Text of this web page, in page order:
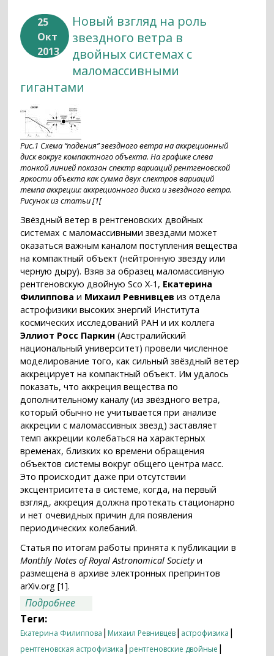
25
Окт
2013
Новый взгляд на роль
звездного ветра в
двойных системах с
маломассивными
гигантами
Рис.1 Схема “падения” звездного ветра на аккреционный
диск вокруг компактного объекта. На графике слева
тонкой линией показан спектр вариаций рентгеновской
яркости объекта как сумма двух спектров вариаций
темпа аккреции: аккреционного диска и звездного ветра.
Рисунок из статьи [1[
Звёздный ветер в рентгеновских двойных
системах с маломассивными звездами может
оказаться важным каналом поступления вещества
на компактный объект (нейтронную звезду или
черную дыру). Взяв за образец маломассивную
рентгеновскую двойную Sco X-1, Екатерина
Филиппова и Михаил Ревнивцев из отдела
астрофизики высоких энергий Института
космических исследований РАН и их коллега
Эллиот Росс Паркин (Австралийский
национальный университет) провели численное
моделирование того, как сильный звёздный ветер
аккрецирует на компактный объект. Им удалось
показать, что аккреция вещества по
дополнительному каналу (из звёздного ветра,
который обычно не учитывается при анализе
аккреции с маломассивных звезд) заставляет
темп аккреции колебаться на характерных
временах, близких ко времени обращения
объектов системы вокруг общего центра масс.
Это происходит даже при отсутствии
эксцентриситета в системе, когда, на первый
взгляд, аккреция должна протекать стационарно
и нет очевидных причин для появления
периодических колебаний.
Статья по итогам работы принята к публикации в
Monthly Notes of Royal Astronomical Societyи
размещена в архиве электронных препринтов
arXiv.org [1].
Подробнее
гигантами
Теги:
Екатерина Филиппова | Михаил Ревнивцев| астрофизика |
рентгеновская астрофизика | рентгеновские двойные |